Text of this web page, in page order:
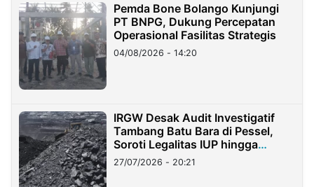
Pemda Bone Bolango Kunjungi
PT BNPG, Dukung Percepatan
Operasional Fasilitas Strategis
04/08/2026 - 14:20
IRGW Desak Audit Investigatif
Tambang Batu Bara di Pessel,
Soroti Legalitas IUP hingga
Stockpile
27/07/2026 - 20:21